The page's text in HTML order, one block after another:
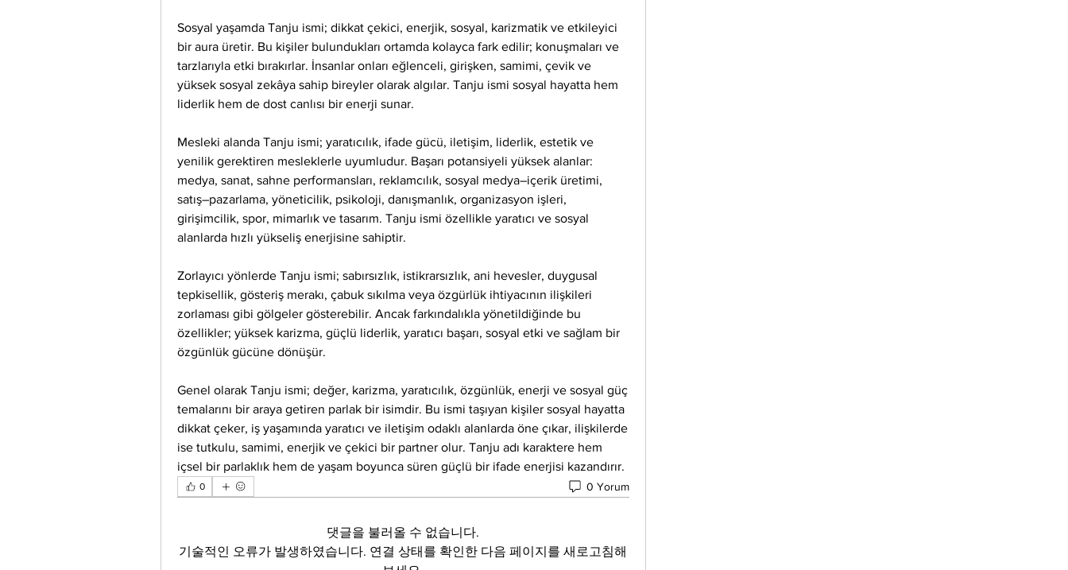
Sosyal yaşamda Tanju ismi; dikkat çekici, enerjik, sosyal, karizmatik ve etkileyici
bir aura üretir. Bu kişiler bulundukları ortamda kolayca fark edilir; konuşmaları ve
tarzlarıyla etki bırakırlar. İnsanlar onları eğlenceli, girişken, samimi, çevik ve
yüksek sosyal zekâya sahip bireyler olarak algılar. Tanju ismi sosyal hayatta hem
liderlik hem de dost canlısı bir enerji sunar.
Mesleki alanda Tanju ismi; yaratıcılık, ifade gücü, iletişim, liderlik, estetik ve
yenilik gerektiren mesleklerle uyumludur. Başarı potansiyeli yüksek alanlar:
medya, sanat, sahne performansları, reklamcılık, sosyal medya–içerik üretimi,
satış–pazarlama, yöneticilik, psikoloji, danışmanlık, organizasyon işleri,
girişimcilik, spor, mimarlık ve tasarım. Tanju ismi özellikle yaratıcı ve sosyal
alanlarda hızlı yükseliş enerjisine sahiptir.
Zorlayıcı yönlerde Tanju ismi; sabırsızlık, istikrarsızlık, ani hevesler, duygusal
tepkisellik, gösteriş merakı, çabuk sıkılma veya özgürlük ihtiyacının ilişkileri
zorlaması gibi gölgeler gösterebilir. Ancak farkındalıkla yönetildiğinde bu
özellikler; yüksek karizma, güçlü liderlik, yaratıcı başarı, sosyal etki ve sağlam bir
özgünlük gücüne dönüşür.
Genel olarak Tanju ismi; değer, karizma, yaratıcılık, özgünlük, enerji ve sosyal güç
temalarını bir araya getiren parlak bir isimdir. Bu ismi taşıyan kişiler sosyal hayatta
dikkat çeker, iş yaşamında yaratıcı ve iletişim odaklı alanlarda öne çıkar, ilişkilerde
ise tutkulu, samimi, enerjik ve çekici bir partner olur. Tanju adı karaktere hem
içsel bir parlaklık hem de yaşam boyunca süren güçlü bir ifade enerjisi kazandırır.
0 0 Yorum
댓글을 불러올 수 없습니다.
기술적인 오류가 발생하였습니다. 연결 상태를 확인한 다음 페이지를 새로고침해